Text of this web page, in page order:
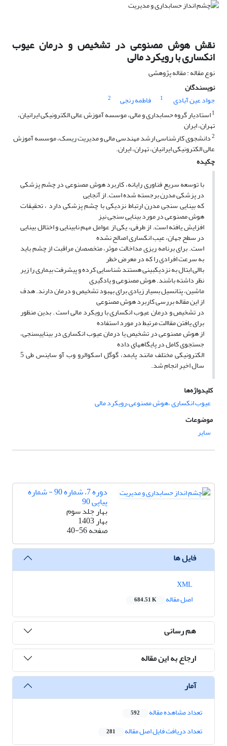
نقش هوش مصنوعی در تشخیص و درمان عیوب
انکساری با رویکرد مالی
نوع مقاله : مقاله پژوهشی
نویسندگان
جواد عین آبادی
1 فاطمه رنجی
2
1استادیار گروه حسابداری و مالی، موسسه آموزش عالی الکترونیکی ایرانیان،
تهران، ایران
2دانشجوی کارشناسی ‌ارشد مهندسی مالی و مدیریت ریسک، موسسه آموزش
عالی الکترونیکی ایرانیان، تهران، ایران.
چکیده
با توسعه سریع فناوری رایانه، کاربرد هوش مصنوعی در چشم پزشکی
در پزشکی مدرن برجسته شده است. از آنجایی
که بینایی سنجی مدرن ارتباط نزدیکی با چشم پزشکی دارد ، تحقیقات
هوش مصنوعی در مورد بینایی سنجی نیز
افزایش یافته است. از طرفی، یکی از عوامل مهم نابینایی و اختالل بینایی
در سطح جهان، عیب انکساری اصالح نشده
است. برای برنامه ریزی مداخالت موثر، متخصصان مراقبت از چشم باید
به سرعت افرادی را که در معرض خطر
باالی ابتال به نزدیکبینی هستند شناسایی کرده و پیشرفت بیماری را زیر
نظر داشته باشند. هوش مصنوعی و یادگیری
ماشین، پتانسیل بسیار زیادی برای بهبود تشخیص و درمان دارند. هدف
از این مقاله بررسی کاربرد هوش مصنوعی
در تشخیص و درمان عیوب انکساری با رویکرد مالی است . بدین منظور
برای یافتن مقاالت مرتبط در مورد استفاده
از هوش مصنوعی در تشخیص یا درمان عیوب انکساری در بیناییسنجی،
جستجوی کامل در پایگاههای داده
الکترونیکی مختلف مانند پابمد، گوگل اسکوالرو وب آو ساینس طی 5
سال اخیر انجام شد.
کلیدواژه‌ها
عیوب انکساری ،هوش مصنوعی،رویکرد مالی
موضوعات
سایر
دوره 7، شماره 90 - شماره
پیاپی 90
بهار جلد سوم
بهار 1403
صفحه40-56
فایل ها
اصل مقاله
684.51 K
هم رسانی
ارجاع به این مقاله
آمار
تعداد مشاهده مقاله 592
تعداد دریافت فایل اصل مقاله 281